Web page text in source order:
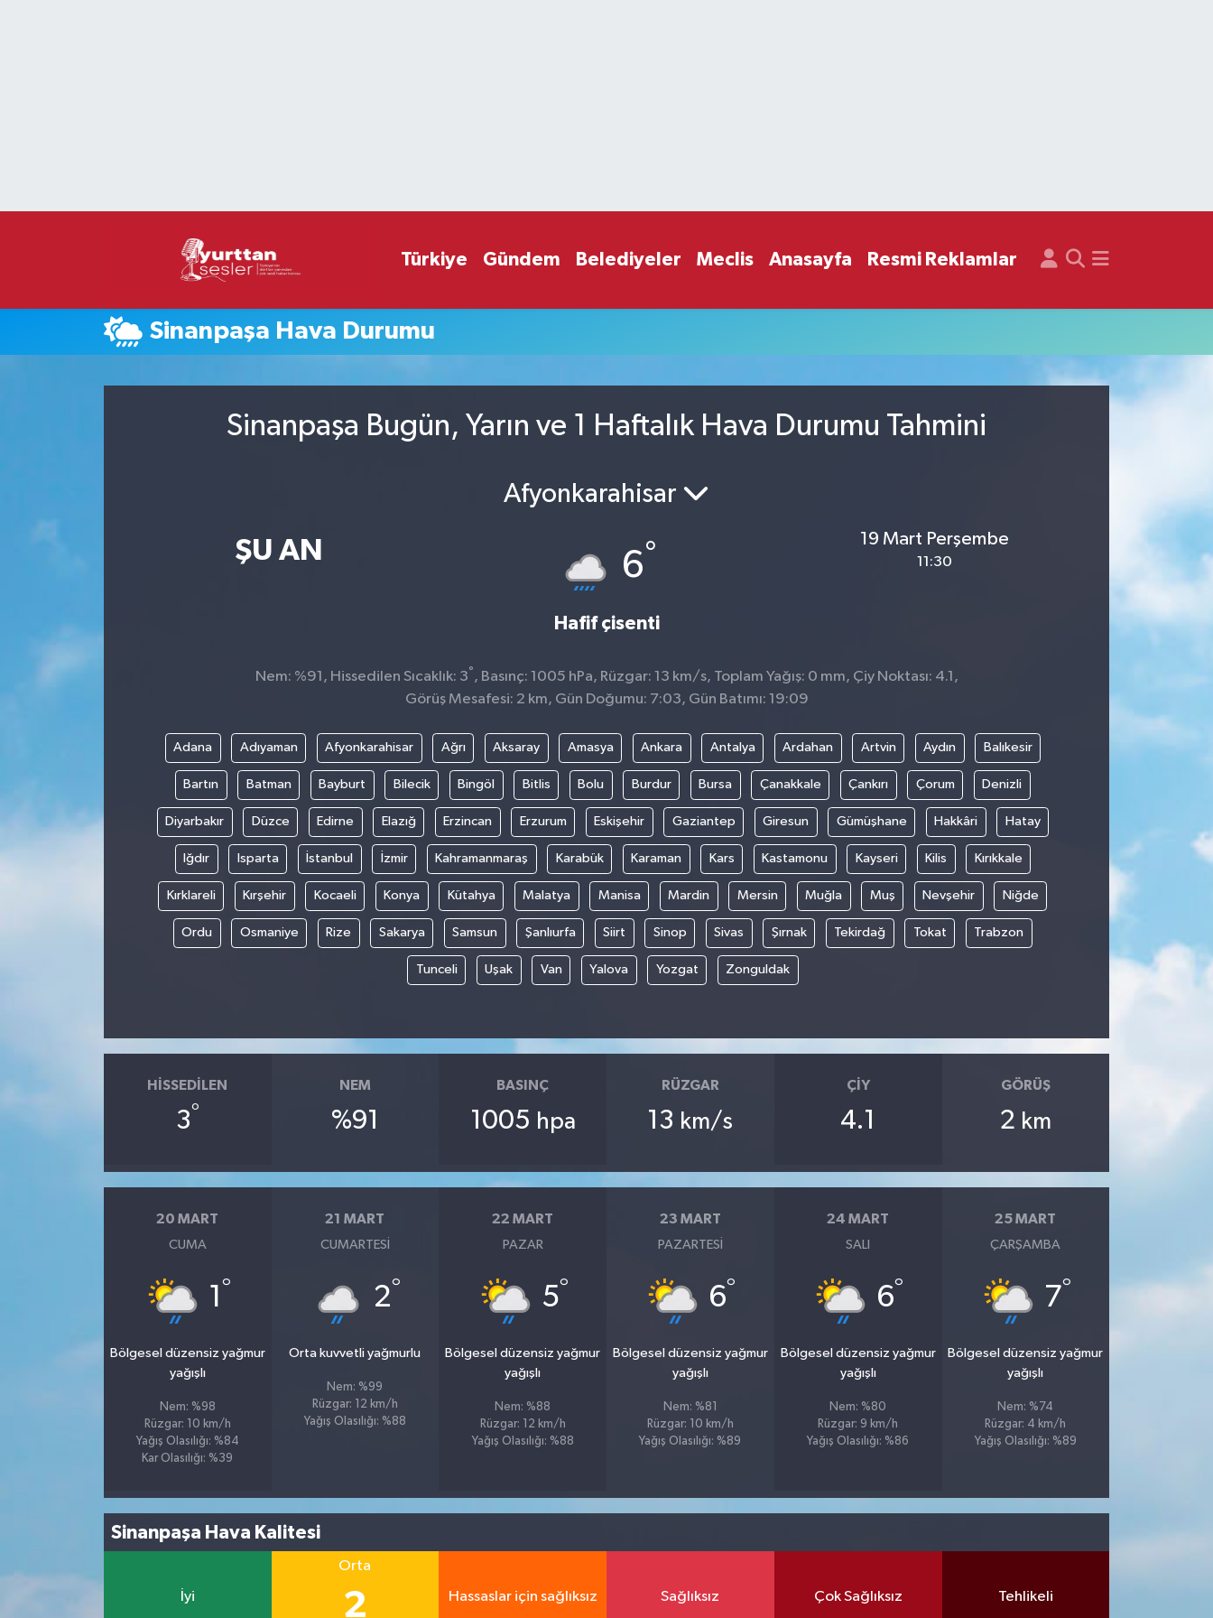
Türkiye Gündem Belediyeler Meclis Anasayfa Resmi Reklamlar
Sinanpaşa Hava Durumu
Sinanpaşa Bugün, Yarın ve 1 Haftalık Hava Durumu Tahmini
ŞU AN
Afyonkarahisar
6°
Hafif çisenti
19 Mart Perşembe
11:30
Nem: %91, Hissedilen Sıcaklık: 3° , Basınç: 1005 hPa, Rüzgar: 13 km/s, Toplam Yağış: 0 mm, Çiy Noktası: 4.1,
Görüş Mesafesi: 2 km, Gün Doğumu: 7:03, Gün Batımı: 19:09
Adana Adıyaman Afyonkarahisar Ağrı Aksaray Amasya Ankara Antalya Ardahan Artvin Aydın Balıkesir
Bartın Batman Bayburt Bilecik Bingöl Bitlis Bolu Burdur Bursa Çanakkale Çankırı Çorum Denizli
Diyarbakır Düzce Edirne Elazığ Erzincan Erzurum Eskişehir Gaziantep Giresun Gümüşhane Hakkâri Hatay
Iğdır Isparta İstanbul İzmir Kahramanmaraş Karabük Karaman Kars Kastamonu Kayseri Kilis Kırıkkale
Kırklareli Kırşehir Kocaeli Konya Kütahya Malatya Manisa Mardin Mersin Muğla Muş Nevşehir Niğde
Ordu Osmaniye Rize Sakarya Samsun Şanlıurfa Siirt Sinop Sivas Şırnak Tekirdağ Tokat Trabzon
Tunceli Uşak Van Yalova Yozgat Zonguldak
HISSEDILEN
3°
NEM
%91
BASINÇ
1005 hpa
RÜZGAR
13 km/s
ÇIY
4.1
GÖRÜŞ
2 km
20 MART
CUMA
1 °
Bölgesel düzensiz yağmur
yağışlı
Nem: %98
Rüzgar: 10 km/h
Yağış Olasılığı: %84
Kar Olasılığı: %39
21 MART
CUMARTESI
2°
Orta kuvvetli yağmurlu
Nem: %99
Rüzgar: 12 km/h
Yağış Olasılığı: %88
22 MART
PAZAR
5°
Bölgesel düzensiz yağmur
yağışlı
Nem: %88
Rüzgar: 12 km/h
Yağış Olasılığı: %88
23 MART
PAZARTESI
6°
Bölgesel düzensiz yağmur
yağışlı
Nem: %81
Rüzgar: 10 km/h
Yağış Olasılığı: %89
24 MART
SALI
6°
Bölgesel düzensiz yağmur
yağışlı
Nem: %80
Rüzgar: 9 km/h
Yağış Olasılığı: %86
25 MART
ÇARŞAMBA
7°
Bölgesel düzensiz yağmur
yağışlı
Nem: %74
Rüzgar: 4 km/h
Yağış Olasılığı: %89
Sinanpaşa Hava Kalitesi
İyi
Orta
2 Hassaslar için sağlıksız Sağlıksız Çok Sağlıksız Tehlikeli
Süper Lig Puan Durumu ve Fikstür
Son Dakika Haberleri
Haber Arşivi